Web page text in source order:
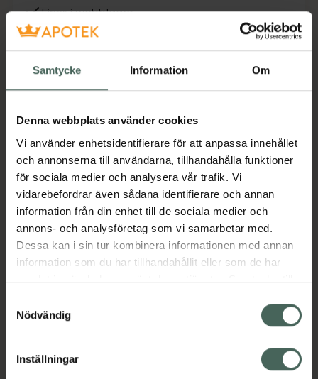
Samtycke Information Om
Denna webbplats använder cookies
Vi använder enhetsidentifierare för att anpassa innehållet
och annonserna till användarna, tillhandahålla funktioner
för sociala medier och analysera vår trafik. Vi
vidarebefordrar även sådana identifierare och annan
information från din enhet till de sociala medier och
annons- och analysföretag som vi samarbetar med.
Dessa kan i sin tur kombinera informationen med annan
information som du har tillhandahållit eller som de har
samlat in när du har använt deras tjänster. Samtycke till
återkalla ditt samtycke via webbplatsens
cookieinställningar. Ett återkallat samtycke påverkar inte
lagligheten av behandling som skett innan återkallelsen.
Nödvändig
Inställningar
Finns i webblager
Jämförpris 63,50 kr/st
EAN:05701780836968
Kategorier:
MageStomi
Mage